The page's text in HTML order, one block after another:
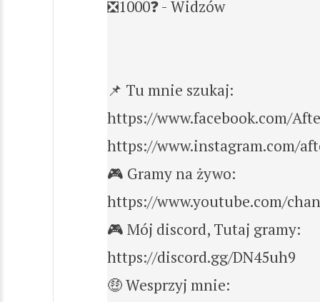
❎1000❓ - Widzów
📌 Tu mnie szukaj:
https://www.facebook.com/
https://www.instagram.com/
🎮 Gramy na żywo:
https://www.youtube.com/
🎮 Mój discord, Tutaj gramy:
https://discord.gg/DN45uh9
🤑 Wesprzyj mnie: